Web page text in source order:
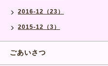
2016-12（23）
2015-12（3）
ごあいさつ